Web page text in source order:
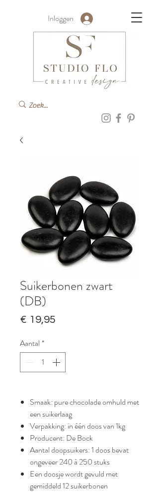
Inloggen
Suikerbonen zwart
(DB)
€ 19,95
Aantal *
Smaak: pure chocolade omhuld met
een suikerlaag
Verpakking: in één doos van 1kg
Producent: De Bock
Aantal doopsuikers: 1 doos bevat
ongeveer 240 à 250 stuks
Een doosje wordt gevuld met
gemiddeld 12 suikerbonen